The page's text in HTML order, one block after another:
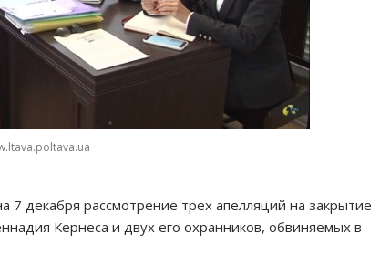
7 декабря рассмотрение трех апелляций на закрытие
Кернеса и двух его охранников, обвиняемых в